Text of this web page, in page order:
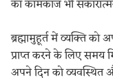
का कामकाज भी
ब्रह्मामुहूर्त में व्यक्ति
प्राप्त करने के लिए समय
अपने दिन को